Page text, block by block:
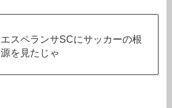
エスペランサSCにサッカーの根
源を見たじゃ